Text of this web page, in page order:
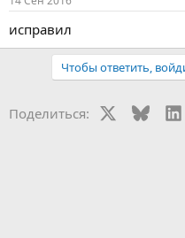
исправил
Чтобы ответить,
Поделиться: